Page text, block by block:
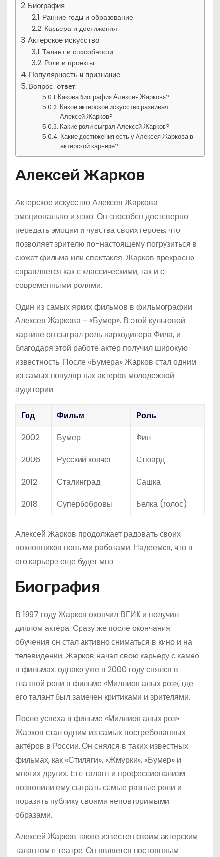
Биография
Ранние годы и образование
Карьера и достижения
Актерское искусство
Талант и способности
Роли и проекты
Популярность и признание
Вопрос-ответ:
Какова биография Алексея Жаркова?
Какое актерское искусство развивал
Алексей Жарков?
Какие роли сыграл Алексей Жарков?
Какие достижения есть у Алексея Жаркова в
актерской карьере?
Алексей Жарков
Актерское искусство Алексея Жаркова
эмоционально и ярко. Он способен достоверно
передать эмоции и чувства своих героев, что
позволяет зрителю по-настоящему погрузиться в
сюжет фильма или спектакля. Жарков прекрасно
справляется как с классическими, так и с
современными ролями.
Один из самых ярких фильмов в фильмографии
Алексея Жаркова – «Бумер». В этой культовой
картине он сыграл роль наркодилера Фила, и
благодаря этой работе актер получил широкую
известность. После «Бумера» Жарков стал одним
из самых популярных актеров молодежной
аудитории.
Год Фильм
Роль
2002
Бумер
Фил
2006
Русский ковчег
Стюард
2012
Сталинград
Сашка
2018
Супербобровы Белка (голос)
Алексей Жарков продолжает радовать своих
поклонников новыми работами. Надеемся, что в
его карьере еще будет мно
Биография
В 1997 году Жарков окончил ВГИК и получил
диплом актёра. Сразу же после окончания
обучения он стал активно сниматься в кино и на
телевидении. Жарков начал свою карьеру с камео
в фильмах, однако уже в 2000 году снялся в
главной роли в фильме «Миллион алых роз», где
его талант был замечен критиками и зрителями.
После успеха в фильме «Миллион алых роз»
Жарков стал одним из самых востребованных
актёров в России. Он снялся в таких известных
фильмах, как «Стиляги», «Жмурки», «Бумер» и
многих других. Его талант и профессионализм
позволили ему сыграть самые разные роли и
поразить публику своими неповторимыми
образами.
Алексей Жарков также известен своим актерским
талантом в театре. Он является постоянным